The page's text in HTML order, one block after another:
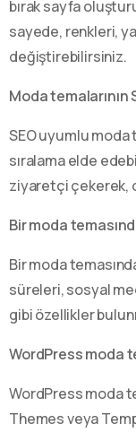
bırak sayfa
sayede, renkleri,
değiştirebilirsiniz.
Moda
SEO uyumlu moda
sıralama elde
ziyaretçi çekerek,
Bir moda
Bir moda
süreleri, sosyal
gibi özellikler
WordPress moda
WordPress moda
Themes veya